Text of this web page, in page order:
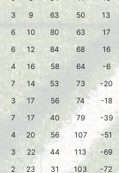
3 9 63 50
13
6 10 80 63
17
6 12 84 68
16
4 16 58 64
-6
7 14 53 73
-20
3 17 56 74
-18
7 17 40 79
-39
4 20 56 107
-51
3 22 44 113
-69
2 23 31 103 -72